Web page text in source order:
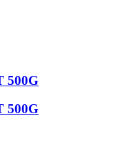
500G
500G